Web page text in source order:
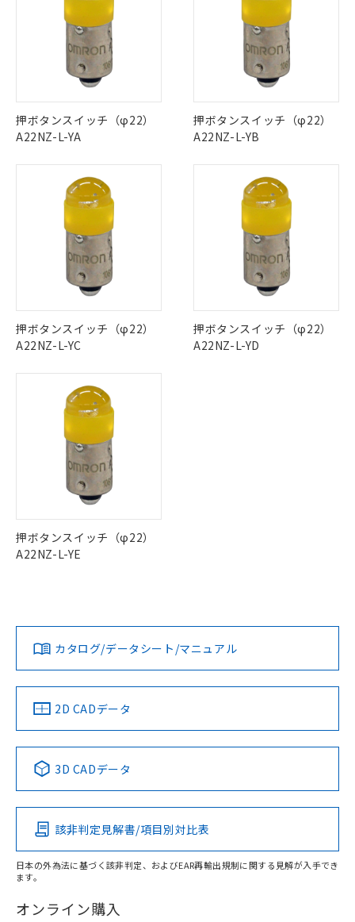
中国 RoHS 注意事項・凡例
中国 RoHS表※1 ※2
"対応済み"や非含有の記載がされた商品であっても、流通
在庫等で未対応品が混在する可能性があります。
非含有品が必要な際は、弊社営業部門もしくは販売店へお
問い合わせください。
船舶規格）
船舶規格）
その他の認証はこちらのページからご検索ください
押ボタンスイッチ（φ22）
A22NZ-L-YA
押ボタンスイッチ（φ22）
A22NZ-L-YB
押ボタンスイッチ（φ22）
A22NZ-L-YC
押ボタンスイッチ（φ22）
A22NZ-L-YD
押ボタンスイッチ（φ22）
A22NZ-L-YE
カタログ/データシート/マニュアル
2D CADデータ
3D CADデータ
該非判定見解書/項目別対比表
日本の外為法に基づく該非判定、およびEAR再輸出規制に関する見解が入手でき
ます。
オンライン購入
ご利用条件
ご利用ください。
本サービスは、当社制御機器事業取扱
商品の当社在庫状況および標準価格
(税抜)を提供させていただくもので
す。
当社制御機器事業取扱商品の中には、
本サービスの対象外となる商品もある
記載している更新日時点での社内デー
タに基づき作成されるものであり、閲
覧された時点での実際の在庫および標
準価格とは異なる場合があることをご
了承ください。
正式な納期状況および標準価格はお客
様のお取引先、またはお客様担当のオ
ムロン制御機器販売店・当社販売員に
ご相談ください。
オムロン制御機器販売店や当社販売拠
点は「
ください。
在庫状況および標準価格結果を当社の
お客様が当ウェブサイト上で当社にご
登録された部品リストについて、当社
および当社の共同利用者が、当社の製
品・サービスに関するお客様との取
引・商談に必要な範囲で利用すること
をご了承ください。
※当社の共同利用者とは、"個人情報
の共同利用に関して"
※1 対応状況
対応済み：EU RoHS指令（10物質）の
非含有に対応した製品が提供可能な商品で
す。
有に対応した製品に切り替える予定のある
商品です。
対応予定なし：EU RoHS指令（10物質）の
非含有に非対応の商品で、対応品を出す予
定はありません。
調査・確認中：EU RoHS指令（10物質）の
非含有の対応状況を調査中または確認中の
商品です。
非該当品：ライセンス料など無形物で、有
害物質有無と関係のない商品です。
仕入先様の事情により、非含有部品として
いたものが、含有品と判明した場合などや
むを得ず変更することがあります。
*EU RoHS指令（10物質）：
類(PBB) 1000ppm以下、ポリ臭化ジフェニルエーテル類
(PBDE) 1000ppm以下、フタル酸ビス(2-エチルヘキシ
ル) (DEHP)(別名：DOP) 1000ppm以下、フタル酸ブチ
ルベンジル（BBP） 1000ppm以下、フタル酸ジブチル
（DBP） 1000ppm以下、フタル酸ジイソブチル
(DIBP) 1000ppm以下
但し、RoHS指令で産業用監視および制御機器に対する
適用除外項目は除く。
フタル酸エステル類の４物質については閾値を超える意
図的な使用がないことを確認しています。
※2 対応予定月
とができます。
EU RoHS指令（10物質）の非含有証明書
51物質の非含有証明書（当社基準）
※本証明書は発行日時点で非含有を証明す
るもので、過去に遡って非含有を証明する
ものではありません。
また、RoHS指令のフタル酸エステル類４
荷製品に未対応品が混在することから備考
していることから、特段のことがない限
※1 中国RoHS○×表
「○」：最大均質材料含有率が中国RoHSの
基準値以下であることを示します。
「×」：最大均質材料含有率が中国RoHSの
基準値を超えていることを示します。
「－」：未確認です。当社販売部門へお問
い合わせください。
Pb(鉛) :1000ppm、 Hg(水銀) : 1000ppm、 Cd(カドミウ
ム) : 100ppm、
Cr(Ⅵ)(六価クロム) : 1000ppm、 PBBs(ポリ臭化ビフェ
ニル類) : 1000ppm、 PBDEs(ポリ臭化ジフェニルエーテ
ル類) : 1000ppm、
DBP(フタル酸ジブチル) : 1000ppm、 DIBP(フタル酸ジ
イソブチル) : 1000ppm、 BBP(フタル酸ブチルベンジ
ル) : 1000ppm、
DEHP(フタル酸ビス(2-エチルヘキシル)) : 1000ppm
「ｅ」：有害物質（10物質）のすべてが基
準値以下であることを示します。
「－」：未確認です。当社販売部門へお問
い合わせください。
当社は、これら貴社製品のうち、外国
為替および外国貿易法に定める商品
（以下｢規制貨物等」という）を輸出
または国外への提供する場合は、日本
とります。
当社は規制貨物を破棄する場合は、完
全に破砕するなど、違法に輸出されな
いよう必要な手段を講じます。
当社は貴社製品を、核兵器、ミサイ
ル、化学兵器、生物兵器またはその他
武器並びにこれらの製造装置等に一切
当社は、貴社製品を第三者に販売する
場合は、上記1、2および3の内容を当
合意する
記
号
○
△
－
たはお客様担当のオムロン制御
機器販売店・当社販売員にご確
認ください)